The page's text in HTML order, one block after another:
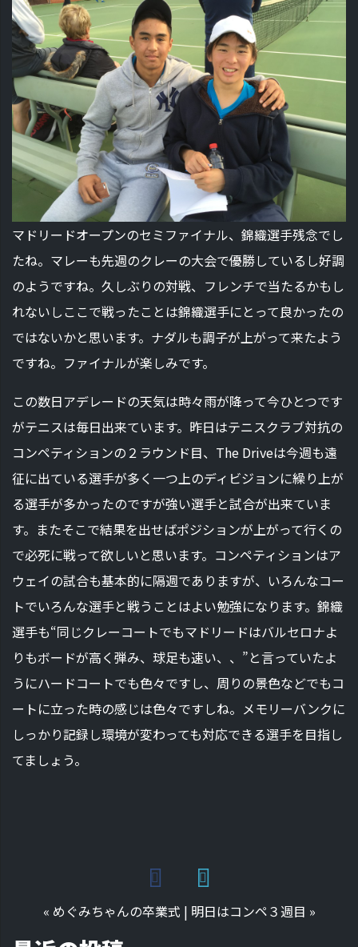
マドリードオープンのセミファイナル、錦織選手残念でし
たね。マレーも先週のクレーの大会で優勝しているし好調
のようですね。久しぶりの対戦、フレンチで当たるかもし
れないしここで戦ったことは錦織選手にとって良かったの
ではないかと思います。ナダルも調子が上がって来たよう
ですね。ファイナルが楽しみです。
この数日アデレードの天気は時々雨が降って今ひとつです
がテニスは毎日出来ています。昨日はテニスクラブ対抗の
コンペティションの２ラウンド目、The Driveは今週も遠
征に出ている選手が多く一つ上のディビジョンに繰り上が
る選手が多かったのですが強い選手と試合が出来ていま
す。またそこで結果を出せばポジションが上がって行くの
で必死に戦って欲しいと思います。コンペティションはア
ウェイの試合も基本的に隔週でありますが、いろんなコー
トでいろんな選手と戦うことはよい勉強になります。錦織
選手も“同じクレーコートでもマドリードはバルセロナよ
りもボードが高く弾み、球足も速い、、”と言っていたよ
うにハードコートでも色々ですし、周りの景色などでもコ
ートに立った時の感じは色々ですしね。メモリーバンクに
しっかり記録し環境が変わっても対応できる選手を目指し
てましょう。
« めぐみちゃんの卒業式 | 明日はコンペ３週目 »